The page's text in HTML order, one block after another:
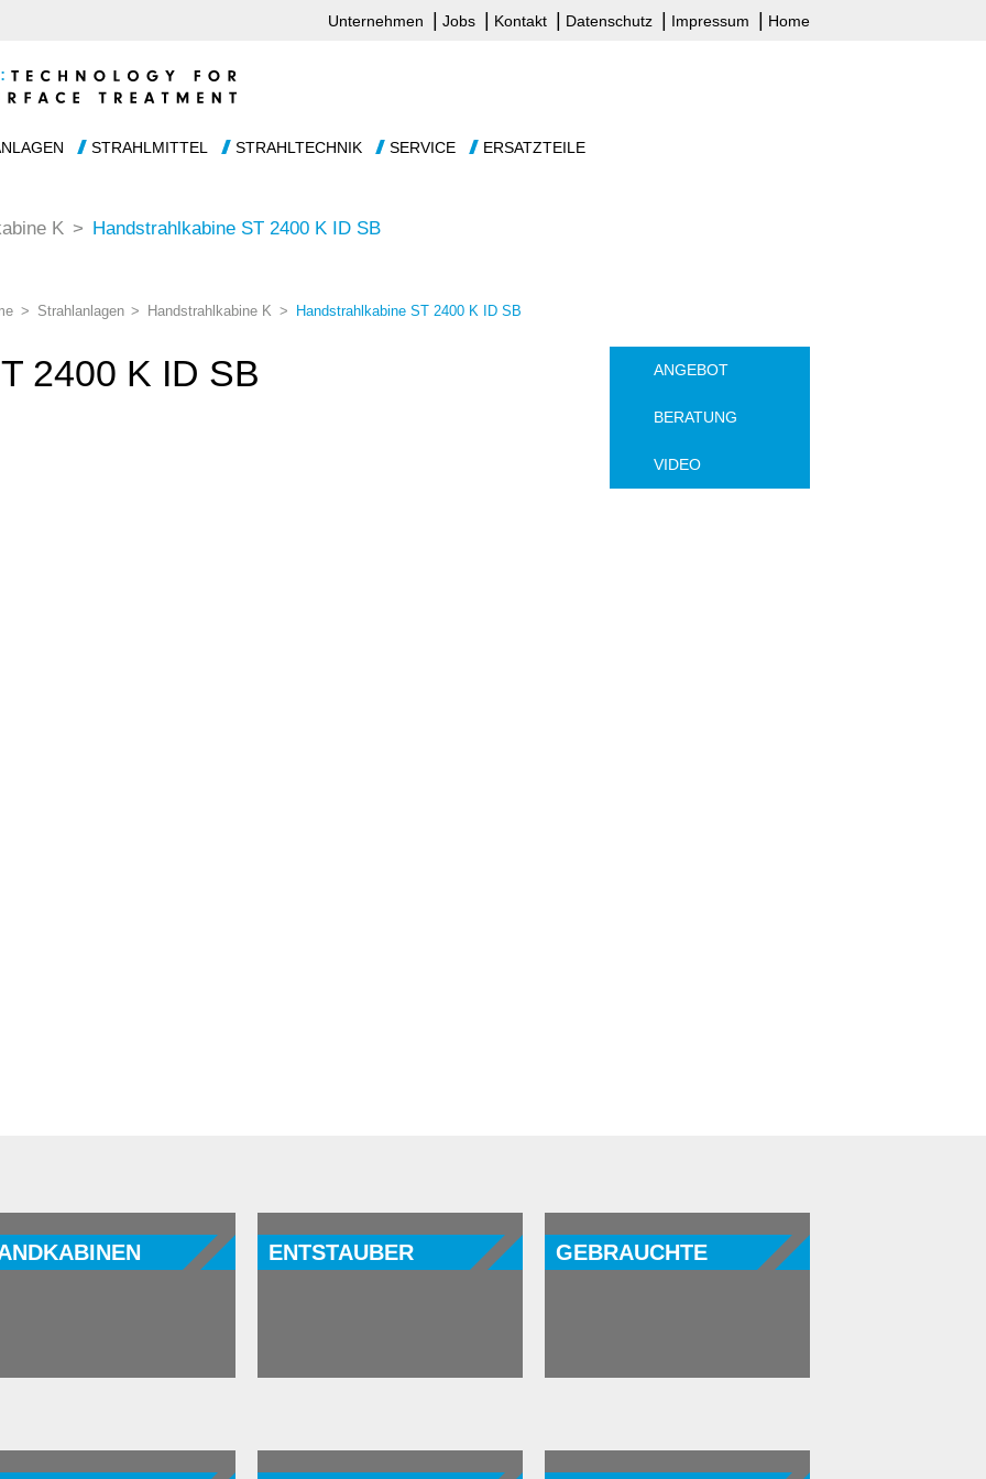
Unternehmen Jobs Kontakt Datenschutz Impressum Home
STRAHLMITTEL STRAHLTECHNIK SERVICE ERSATZTEILE
K Handstrahlkabine ST 2400 K ID SB
Strahlanlagen Handstrahlkabine K Handstrahlkabine ST 2400 K ID SB
2400 K ID SB ANGEBOT
BERATUNG
VIDEO
ENTSTAUBER GEBRAUCHTE